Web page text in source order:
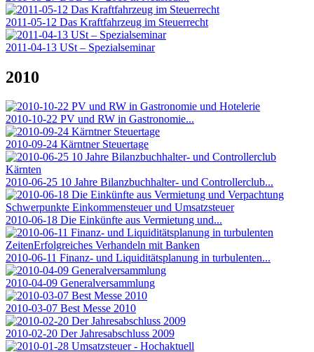
2011-05-12 Das Kraftfahrzeug im Steuerrecht
2011-04-13 USt – Spezialseminar
2010
2010-10-22 PV und RW in Gastronomie...
2010-09-24 Kärntner Steuertage
2010-06-25 10 Jahre Bilanzbuchhalter- und Controllerclub...
2010-06-18 Die Einkünfte aus Vermietung und...
2010-06-11 Finanz- und Liquiditätsplanung in turbulenten...
2010-04-09 Generalversammlung
2010-03-07 Best Messe 2010
2010-02-20 Der Jahresabschluss 2009